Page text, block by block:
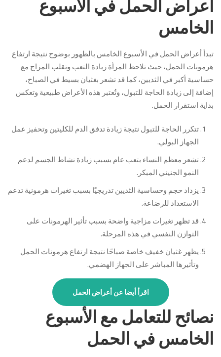
الخامس
تبدأ أعراض الحمل في الأسبوع الخامس بالظهور بوضوح نتيجة ارتفاع
هرمونات الحمل، حيث تلاحظ المرأة زيادة التعب وتقلب المزاج مع
حساسية أكبر في الثديين، كما قد تشعر بغثيان بسيط في الصباح،
إضافة إلى زيادة الحاجة للتبول، وتُعتبر هذه الأعراض طبيعية وتعكس
بداية استقرار الحمل.
تتكرر الحاجة للتبول نتيجة زيادة تدفق الدم للكليتين وتحفيز عمل
الجهاز البولي.
تشعر معظم النساء بتعب عام بسبب زيادة نشاط الجسم لدعم
النمو الجنيني المبكر.
يزداد حجم وحساسية الثديين تدريجيًا بسبب تغيرات هرمونية تدعم
الاستعداد للرضاعة.
قد تظهر تغيرات مزاجية واضحة بسبب تأثير الهرمونات على
التوازن النفسي في هذه المرحلة.
يظهر غثيان خفيف خاصة صباحًا نتيجة ارتفاع هرمونات الحمل
وتأثيرها المباشر على الجهاز الهضمي.
اقرأ أيضا عن أعراض الحمل
نصائح للتعامل مع الأسبوع
الخامس في الحمل